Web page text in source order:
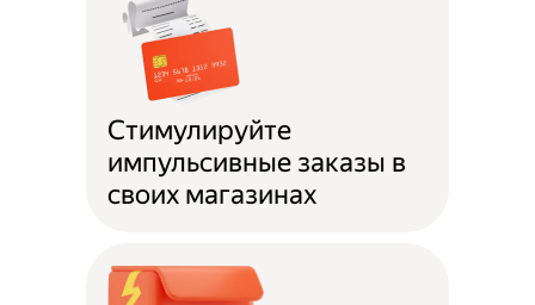
Стимулируйте
импульсивные заказы в
своих магазинах